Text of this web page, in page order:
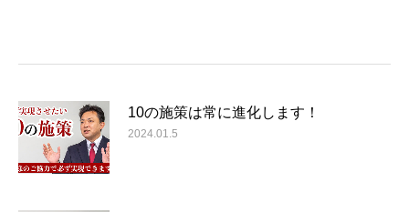
10の施策は常に進化します！
2024.01.5